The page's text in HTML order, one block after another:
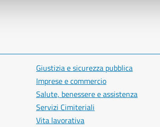
Giustizia e sicurezza pubblica
Imprese e commercio
Salute, benessere e assistenza
Servizi Cimiteriali
Vita lavorativa